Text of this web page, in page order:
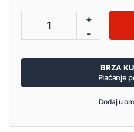
1
+
-
BRZA
Plaćanje
Dodaj u